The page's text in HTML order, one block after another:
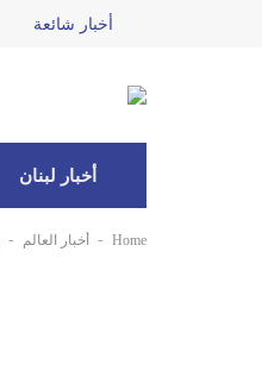
أخبار شائعة
أخبار لبنان
Home
- أخبار العالم -